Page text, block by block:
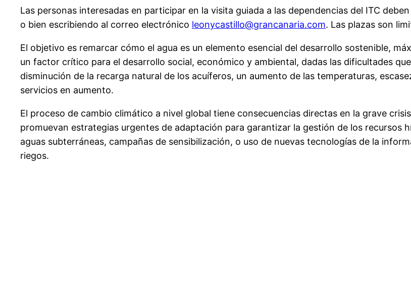
Las personas interesadas en participar en la visita guiada a las dependencias del ITC
o bien escribiendo al correo electrónico leonycastillo@grancanaria.com. Las plazas son
El objetivo es remarcar cómo el agua es un elemento esencial del desarrollo sostenible,
un factor crítico para el desarrollo social, económico y ambiental, dadas las dificultades
disminución de la recarga natural de los acuíferos, un aumento de las temperaturas,
servicios en aumento.
El proceso de cambio climático a nivel global tiene consecuencias directas en la grave
promuevan estrategias urgentes de adaptación para garantizar la gestión de los recursos
aguas subterráneas, campañas de sensibilización, o uso de nuevas tecnologías de la
riegos.